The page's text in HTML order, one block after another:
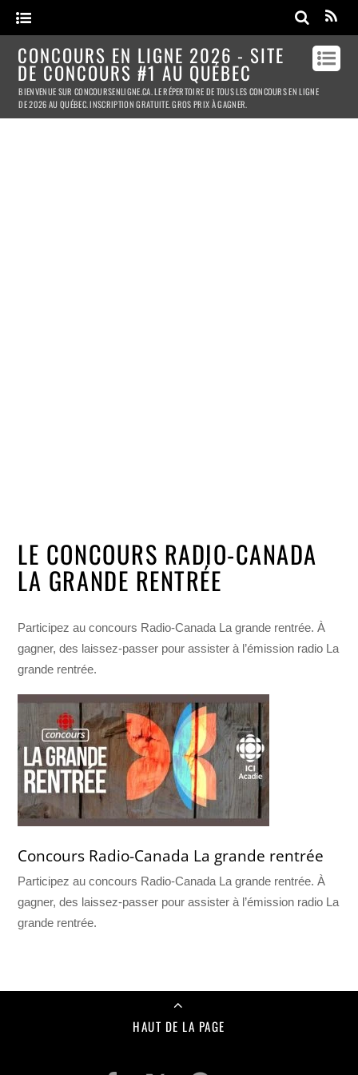
CONCOURS EN LIGNE 2026 - SITE
DE CONCOURS #1 AU QUÉBEC
BIENVENUE SUR CONCOURSENLIGNE.CA. LE RÉPERTOIRE DE TOUS LES CONCOURS EN LIGNE
DE 2026 AU QUÉBEC. INSCRIPTION GRATUITE. GROS PRIX À GAGNER.
LE CONCOURS RADIO-CANADA
LA GRANDE RENTRÉE
Participez au concours Radio-Canada La grande rentrée. À
gagner, des laissez-passer pour assister à l’émission radio La
grande rentrée.
Concours Radio-Canada La grande rentrée
Participez au concours Radio-Canada La grande rentrée. À
gagner, des laissez-passer pour assister à l’émission radio La
grande rentrée.
HAUT DE LA PAGE